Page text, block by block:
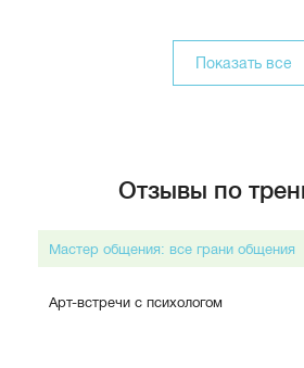
Показать все
Отзывы по
Мастер общения: все грани общения
Арт-встречи с психологом